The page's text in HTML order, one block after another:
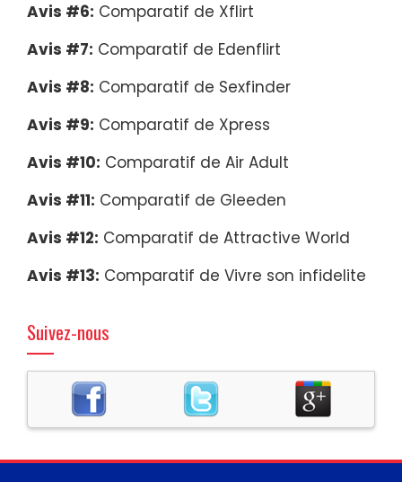
Avis #6: Comparatif de Xflirt
Avis #7: Comparatif de Edenflirt
Avis #8: Comparatif de Sexfinder
Avis #9: Comparatif de Xpress
Avis #10: Comparatif de Air Adult
Avis #11: Comparatif de Gleeden
Avis #12: Comparatif de Attractive World
Avis #13: Comparatif de Vivre son infidelite
Suivez-nous